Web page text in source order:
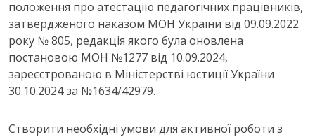
положення про атестацію педагогічних працівників,
затвердженого наказом МОН України від 09.09.2022
року № 805, редакція якого була оновлена
постановою МОН №1277 від 10.09.2024,
зареєстрованою в Міністерстві юстиції України
30.10.2024 за №1634/42979.
Створити необхідні умови для активної роботи з